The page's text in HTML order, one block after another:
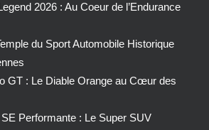
2026 : Au Coeur de l’Endurance
du Sport Automobile Historique
GT : Le Diable Orange au Cœur des
Performante : Le Super SUV